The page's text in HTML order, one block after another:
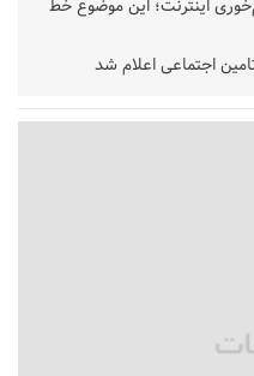
اینترنت؛ این موضوع خط
اجتماعی اعلام شد
است/ جنایت‌ها را نه